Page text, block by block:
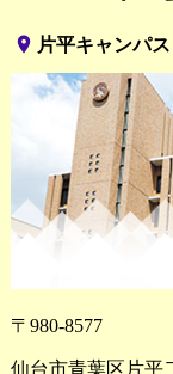
place 片平キャンパ
〒980-8577
仙台市青葉区片平